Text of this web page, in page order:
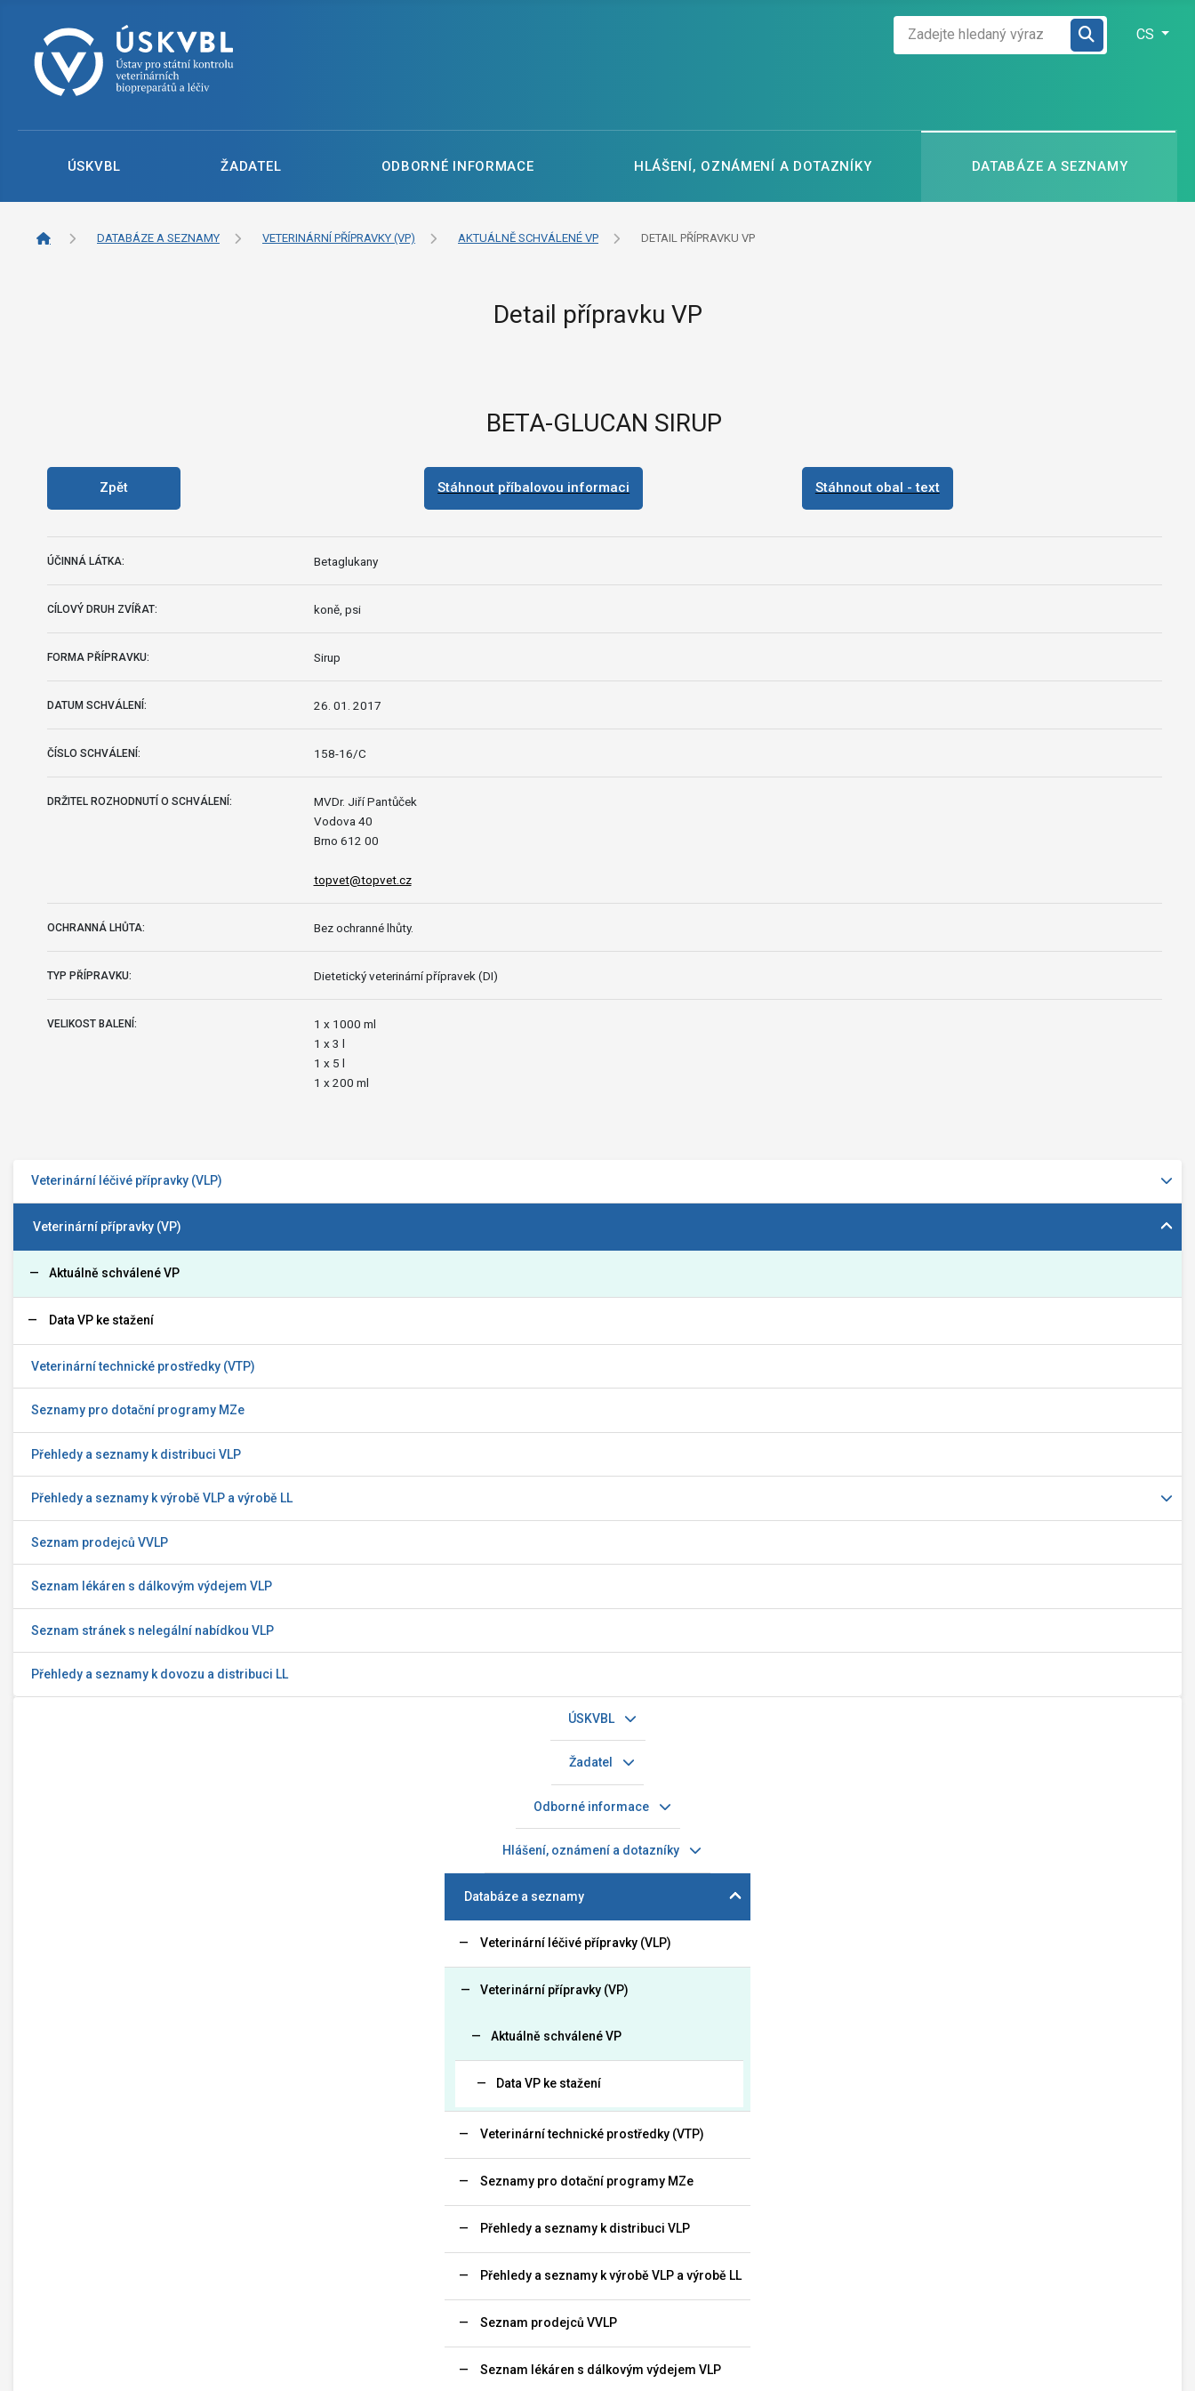
CS
ÚSKVBL ŽADATEL ODBORNÉ INFORMACE HLÁŠENÍ, OZNÁMENÍ A DOTAZNÍKY DATABÁZE A SEZNAMY
DATABÁZE A SEZNAMY VETERINÁRNÍ PŘÍPRAVKY (VP) AKTUÁLNĚ SCHVÁLENÉ VP DETAIL PŘÍPRAVKU VP
Veterinární léčivé přípravky (VLP)
Veterinární přípravky (VP)
Aktuálně schválené VP
Data VP ke stažení
Veterinární technické prostředky (VTP)
Seznamy pro dotační programy MZe
Přehledy a seznamy k distribuci VLP
Přehledy a seznamy k výrobě VLP a výrobě LL
Seznam prodejců VVLP
Seznam lékáren s dálkovým výdejem VLP
Seznam stránek s nelegální nabídkou VLP
Přehledy a seznamy k dovozu a distribuci LL
ÚSKVBL
Žadatel
Odborné informace
Hlášení, oznámení a dotazníky
Databáze a seznamy
Veterinární léčivé přípravky (VLP)
Veterinární přípravky (VP)
Aktuálně schválené VP
Data VP ke stažení
Veterinární technické prostředky (VTP)
Seznamy pro dotační programy MZe
Přehledy a seznamy k distribuci VLP
Přehledy a seznamy k výrobě VLP a výrobě LL
Seznam prodejců VVLP
Seznam lékáren s dálkovým výdejem VLP
Detail přípravku VP
BETA-GLUCAN SIRUP
Zpět Stáhnout příbalovou informaci Stáhnout obal - text
ÚČINNÁ LÁTKA: Betaglukany
CÍLOVÝ DRUH ZVÍŘAT: koně, psi
FORMA PŘÍPRAVKU: Sirup
DATUM SCHVÁLENÍ: 26. 01. 2017
ČÍSLO SCHVÁLENÍ: 158-16/C
DRŽITEL ROZHODNUTÍ O SCHVÁLENÍ:
MVDr. Jiří Pantůček
Vodova 40
Brno 612 00
topvet@topvet.cz
OCHRANNÁ LHŮTA: Bez ochranné lhůty.
TYP PŘÍPRAVKU: Dietetický veterinární přípravek (DI)
VELIKOST BALENÍ:
1 x 1000 ml
1 x 3 l
1 x 5 l
1 x 200 ml